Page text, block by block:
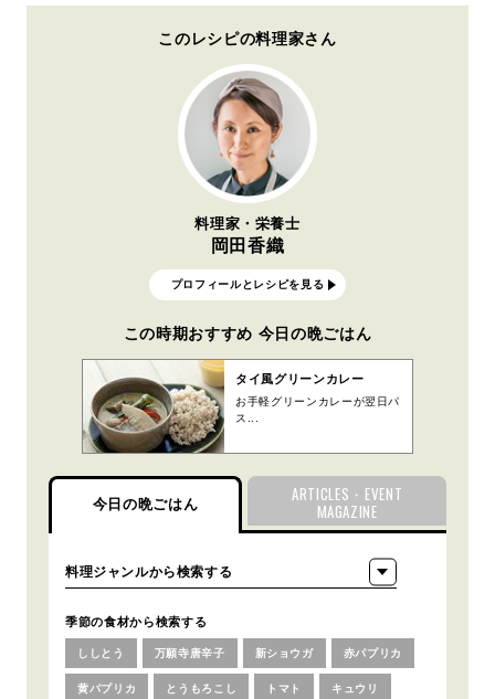
このレシピの料理家さん
料理家・栄養士
岡田香織
プロフィールとレシピを見る
この時期おすすめ 今日の晩ごはん
タイ風グリーンカレー
お手軽グリーンカレーが翌日パ
ス...
今日の晩ごはん
ARTICLES・EVENT
MAGAZINE
季節の食材から検索する
ししとう 万願寺唐辛子 新ショウガ 赤パプリカ
黄パプリカ とうもろこし トマト キュウリ